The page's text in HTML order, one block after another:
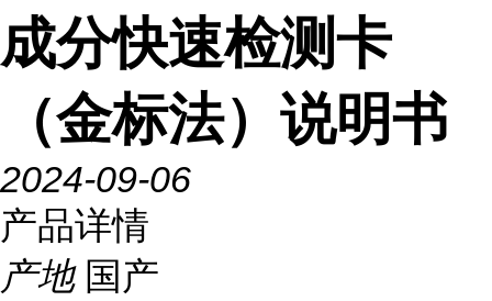
成分快速检测卡
（金标法）说明书
2024-09-06
产品详情
产地 国产